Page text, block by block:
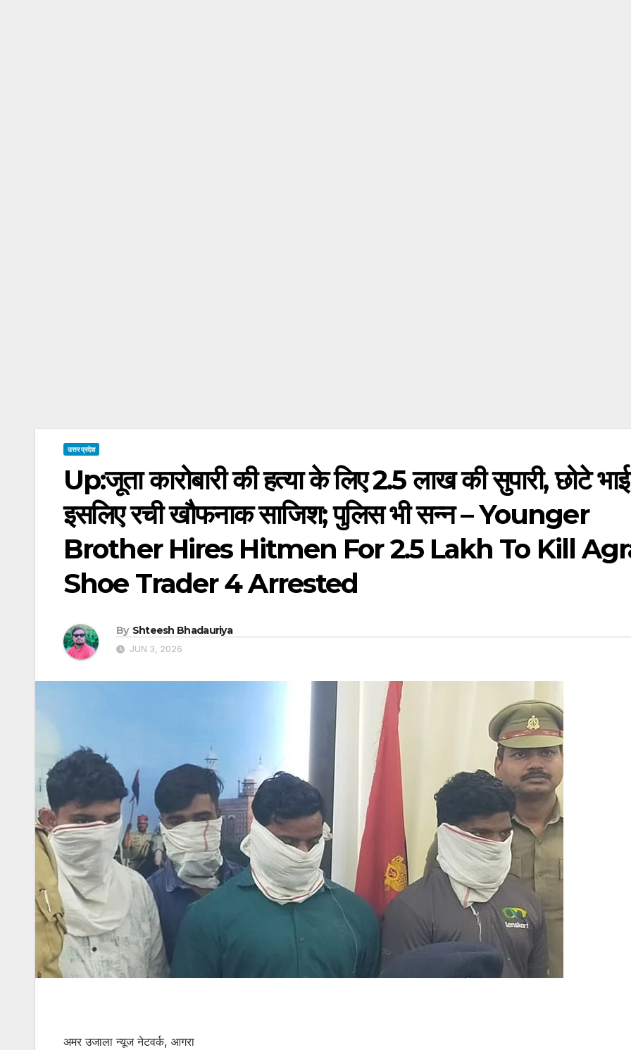
उत्तर प्रदेश
Up:जूता कारोबारी की हत्या के लिए 2.5 लाख की सुपारी, छोटे
इसलिए रची खौफनाक साजिश; पुलिस भी सन्न – Younger
Brother Hires Hitmen For 2.5 Lakh To Kill
Shoe Trader 4 Arrested
By Shteesh Bhadauriya
JUN 3, 2026
अमर उजाला न्यूज नेटवर्क, आगरा